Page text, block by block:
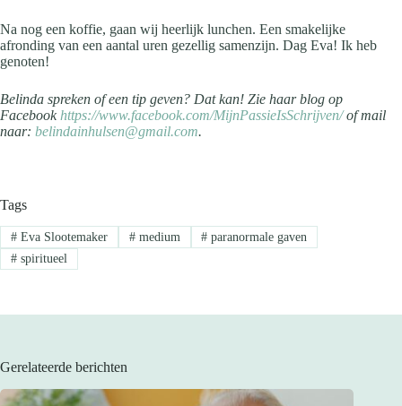
Na nog een koffie, gaan wij heerlijk lunchen. Een smakelijke
afronding van een aantal uren gezellig samenzijn. Dag Eva! Ik heb
genoten!
Belinda spreken of een tip geven? Dat kan! Zie haar blog op
Facebook https://www.facebook.com/MijnPassieIsSchrijven/of mail
naar: belindainhulsen@gmail.com.
Tags
#Eva Slootemaker #medium # paranormale gaven
#spiritueel
Gerelateerde berichten